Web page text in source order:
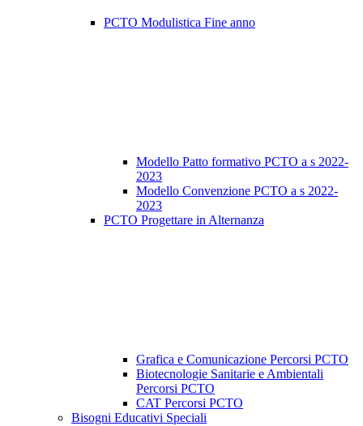
PCTO Modulistica Fine anno
Modello Patto formativo PCTO a s 2022-
2023
Modello Convenzione PCTO a s 2022-
2023
PCTO Progettare in Alternanza
Grafica e Comunicazione Percorsi PCTO
Biotecnologie Sanitarie e Ambientali
Percorsi PCTO
CAT Percorsi PCTO
Bisogni Educativi Speciali